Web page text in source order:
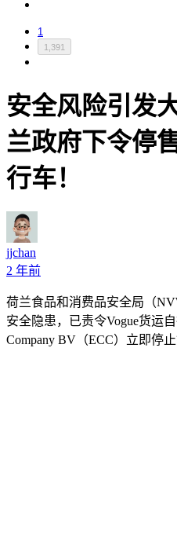
1
1,391
安全风险引发
兰政府下令停
行车！
jjchan
2 年前
荷兰食品和消费品安全局（
安全隐患，已责令Vogue货运
Company BV（ECC）立即停